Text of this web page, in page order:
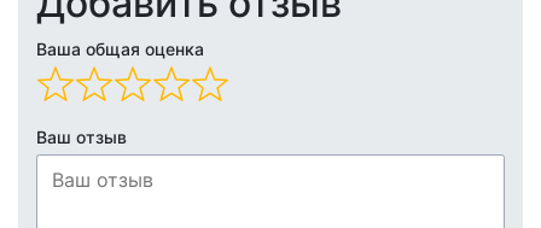
Ваша общая оценка
Ваш отзыв